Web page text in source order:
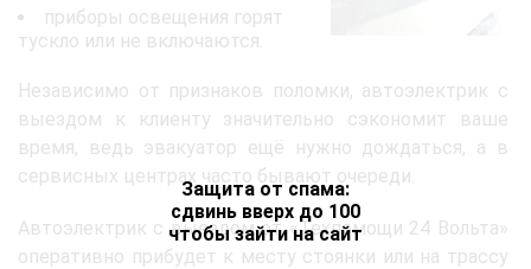
Защита от спама:
сдвинь вверх до 100
чтобы зайти на сайт
приборы освещения горят
тускло или не включаются.
Независимо от признаков поломки, автоэлектрик с
выездом к клиенту значительно сэкономит ваше
время, ведь эвакуатор ещё нужно дождаться, а в
сервисных центрах часто бывают очереди.
Автоэлектрик с выездом от «Техпомощи 24 Вольта»
оперативно прибудет к месту стоянки или на трассу